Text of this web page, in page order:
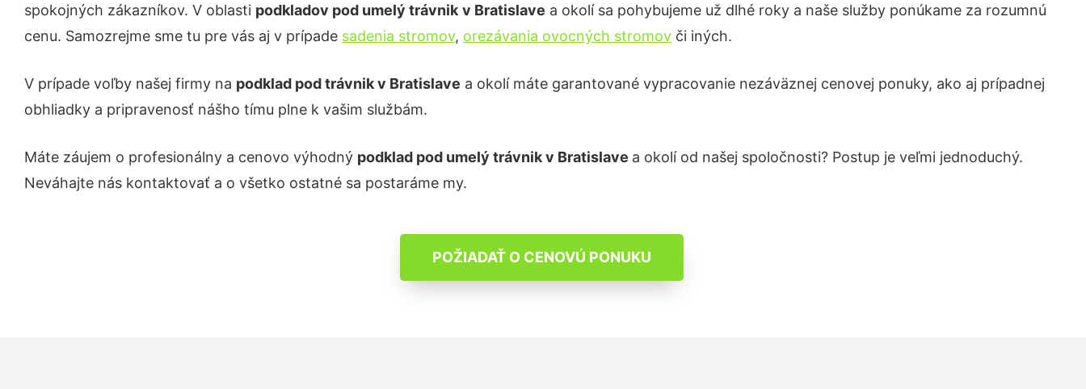
spokojných zákazníkov. V oblasti podkladov pod umelý trávnik v Bratislave a okolí sa pohybujeme už dlhé roky a naše služby ponúkame za rozumnú
cenu. Samozrejme sme tu pre vás aj v prípade sadenia stromov, orezávania ovocných stromov či iných.
V prípade voľby našej firmy na podklad pod trávnik v Bratislave a okolí máte garantované vypracovanie nezáväznej cenovej ponuky, ako aj prípadnej
obhliadky a pripravenosť nášho tímu plne k vašim službám.
Máte záujem o profesionálny a cenovo výhodný podklad pod umelý trávnik v Bratislave a okolí od našej spoločnosti? Postup je veľmi jednoduchý.
Neváhajte nás kontaktovať a o všetko ostatné sa postaráme my.
POŽIADAŤ O CENOVÚ PONUKU